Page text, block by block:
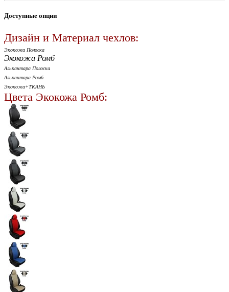
Доступные опции
Дизайн и Материал чехлов:
Экокожа Полоска
Экокожа Ромб
Алькантара Полоска
Алькантара Ромб
Экокожа+ТКАНЬ
Цвета Экокожа Ромб: